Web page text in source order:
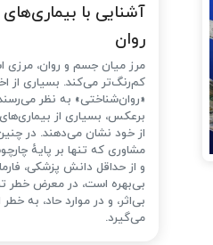
آشنایی با
روان
مرز میان جسم و روان، مرزی
کم‌رنگ‌تر می‌کند. بسیاری از
«روان‌شناختی» به نظر
برعکس، بسیاری از
از خود نشان می‌دهند. در
مشاوری که تنها بر پایهٔ
و از حداقل دانش پزشکی،
بی‌بهره است، در معرض خطر
بی‌اثر، و در موارد حاد، به
می‌گیرد.